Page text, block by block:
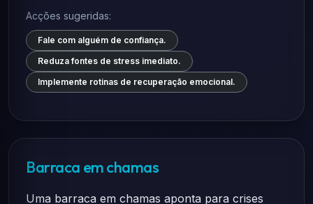
Acções sugeridas:
Fale com alguém de confiança.
Reduza fontes de stress imediato.
Implemente rotinas de recuperação emocional.
Barraca em chamas
Uma barraca em chamas aponta para crises